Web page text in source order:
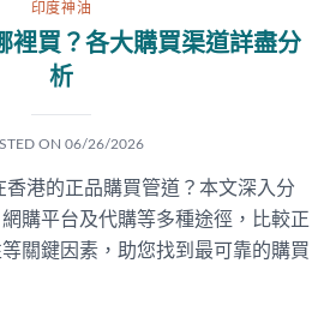
印度神油
裡買？各大購買渠道詳盡分
析
ON 06/26/2026
香港的正品購買管道？本文深入分
購平台及代購等多種途徑，比較正
關鍵因素，助您找到最可靠的購買